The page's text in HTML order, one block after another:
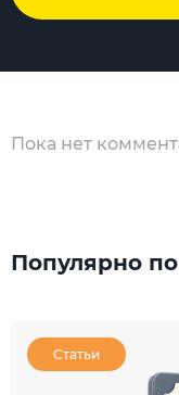
Пока нет
Популярно
Статьи